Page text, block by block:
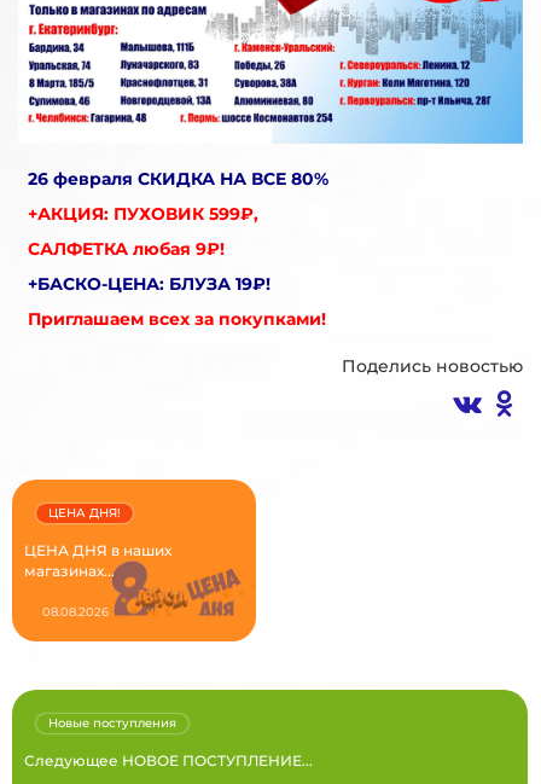
26 февраля СКИДКА НА ВСЕ 80%
+АКЦИЯ: ПУХОВИК 599₽,
САЛФЕТКА любая 9₽!
+БАСКО-ЦЕНА: БЛУЗА 19₽!
Приглашаем всех за покупками!
Поделись новостью
ЦЕНА ДНЯ в наших
магазинах...
ЦЕНА ДНЯ!
08.08.2026
Следующее НОВОЕ ПОСТУПЛЕНИЕ...
Новые поступления